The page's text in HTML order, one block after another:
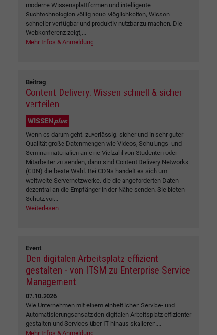
moderne Wissensplattformen und intelligente
Suchtechnologien völlig neue Möglichkeiten, Wissen
schneller verfügbar und produktiv nutzbar zu machen. Die
Webkonferenz zeigt,...
Mehr Infos & Anmeldung
Beitrag
Content Delivery: Wissen schnell & sicher
verteilen
WISSENplus
Wenn es darum geht, zuverlässig, sicher und in sehr guter
Qualität große Datenmengen wie Videos, Schulungs- und
Seminarmaterialien an eine Vielzahl von Studenten oder
Mitarbeiter zu senden, dann sind Content Delivery Networks
(CDN) die beste Wahl. Bei CDNs handelt es sich um
weltweite Servernetzwerke, die die angeforderten Daten
dezentral an die Empfänger in der Nähe senden. Sie bieten
Schutz vor...
Weiterlesen
Event
Den digitalen Arbeitsplatz effizient
gestalten - von ITSM zu Enterprise Service
Management
07.10.2026
Wie Unternehmen mit einem einheitlichen Service- und
Automatisierungsansatz den digitalen Arbeitsplatz effizienter
gestalten und Services über IT hinaus skalieren....
Mehr Infos & Anmeldung